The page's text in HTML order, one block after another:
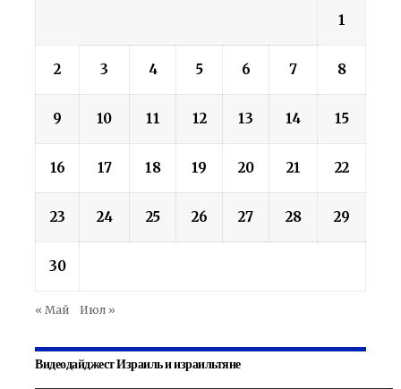
1
2 3 4 5 6 7 8
9 10 11 12 13 14 15
16 17 18 19 20 21 22
23 24 25 26 27 28 29
30
« Май Июл »
Видеодайджест Израиль и израильтяне